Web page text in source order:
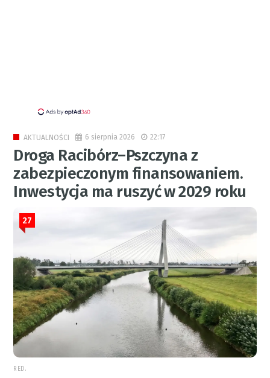
AKTUALNOŚCI 6 sierpnia 2026 22:17
Droga Racibórz–Pszczyna z
zabezpieczonym finansowaniem.
Inwestycja ma ruszyć w 2029 roku
27
RED.